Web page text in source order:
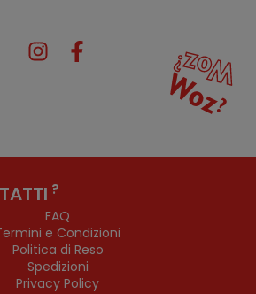
?
FAQ
e Condizioni
Politica di Reso
Spedizioni
Privacy Policy